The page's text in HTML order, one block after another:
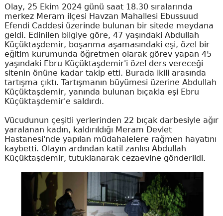
Olay, 25 Ekim 2024 günü saat 18.30 sıralarında
merkez Meram ilçesi Havzan Mahallesi Ebussuud
Efendi Caddesi üzerinde bulunan bir sitede meydana
geldi. Edinilen bilgiye göre, 47 yaşındaki Abdullah
Küçüktaşdemir, boşanma aşamasındaki eşi, özel bir
eğitim kurumunda öğretmen olarak görev yapan 45
yaşındaki Ebru Küçüktaşdemir'i özel ders vereceği
sitenin önüne kadar takip etti. Burada ikili arasında
tartışma çıktı. Tartışmanın büyümesi üzerine Abdullah
Küçüktaşdemir, yanında bulunan bıçakla eşi Ebru
Küçüktaşdemir'e saldırdı.
Vücudunun çeşitli yerlerinden 22 bıçak darbesiyle ağır
yaralanan kadın, kaldırıldığı Meram Devlet
Hastanesi'nde yapılan müdahalelere rağmen hayatını
kaybetti. Olayın ardından katil zanlısı Abdullah
Küçüktaşdemir, tutuklanarak cezaevine gönderildi.